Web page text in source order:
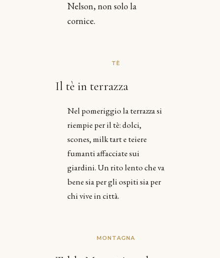
Nelson, non solo la
cornice.
TÈ
Il tè in terrazza
Nel pomeriggio la terrazza si
riempie per il tè: dolci,
scones, milk tart e teiere
fumanti affacciate sui
giardini. Un rito lento che va
bene sia per gli ospiti sia per
chi vive in città.
MONTAGNA